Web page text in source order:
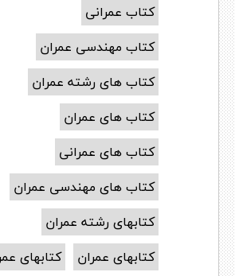
کتاب عمرانی
کتاب مهندسی عمران
کتاب های رشته عمران
کتاب های عمران
کتاب های عمرانی
کتاب های مهندسی عمران
کتابهای رشته عمران
کتابهای عمران
کتابهای